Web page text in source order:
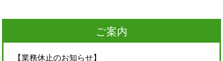
ご案内
【業務休止のお知らせ】